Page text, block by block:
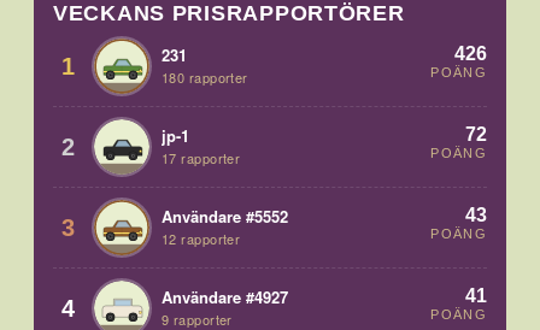
VECKANS PRISRAPPORTÖRER
1 231
180 rapporter
426
POÄNG
2 jp-1
17 rapporter
72
POÄNG
3 Användare #5552
12 rapporter
43
POÄNG
4 Användare #4927
9 rapporter
41
POÄNG